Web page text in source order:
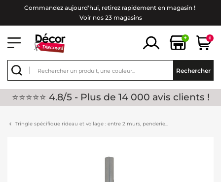
Commandez aujourd'hui, retirez rapidement en magasin !
Voir nos 23 magasins
+ 0
Rechercher
⭐⭐⭐⭐⭐ 4.8/5 - Plus de 14 000 avis clients !
Tringle spécifique rideau et voilage : entre 2 murs, penderie...